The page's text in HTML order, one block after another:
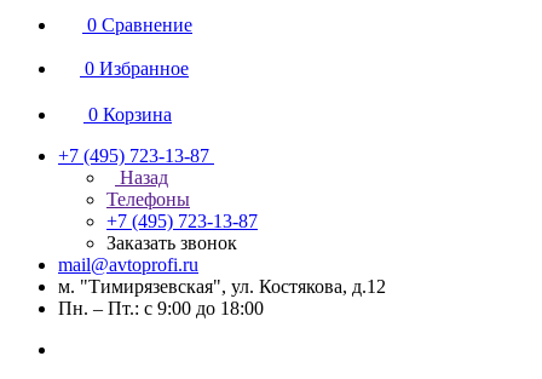
0 Сравнение
0 Избранное
0 Корзина
+7 (495) 723-13-87
Назад
Телефоны
+7 (495) 723-13-87
Заказать звонок
mail@avtoprofi.ru
м. "Тимирязевская", ул. Костякова, д.12
Пн. – Пт.: с 9:00 до 18:00